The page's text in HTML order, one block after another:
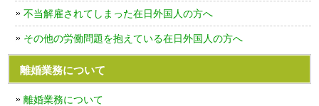
不当解雇されてしまった在日外国人の方へ
その他の労働問題を抱えている在日外国人の方へ
離婚業務について
離婚業務について